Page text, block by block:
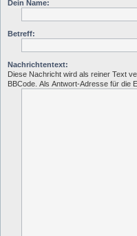
Dein Name:
Betreff:
Nachrichtentext:
Diese Nachricht wird als reiner Text
BBCode. Als Antwort-Adresse für die